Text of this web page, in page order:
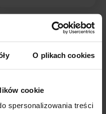
O plikach cookies
cookie
spersonalizowania treści
zweryfikowano